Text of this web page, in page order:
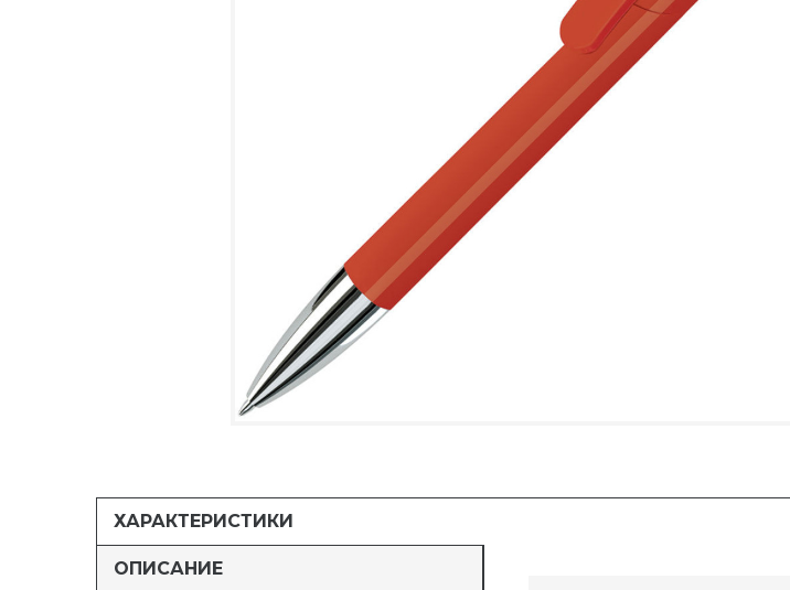
ХАРАКТЕРИСТИКИ
ОПИСАНИЕ